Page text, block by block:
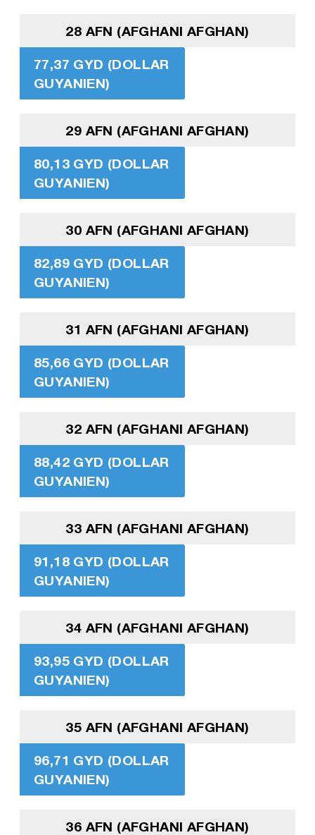
28 AFN (AFGHANI AFGHAN)
77,37 GYD (DOLLAR
GUYANIEN)
29 AFN (AFGHANI AFGHAN)
80,13 GYD (DOLLAR
GUYANIEN)
30 AFN (AFGHANI AFGHAN)
82,89 GYD (DOLLAR
GUYANIEN)
31 AFN (AFGHANI AFGHAN)
85,66 GYD (DOLLAR
GUYANIEN)
32 AFN (AFGHANI AFGHAN)
88,42 GYD (DOLLAR
GUYANIEN)
33 AFN (AFGHANI AFGHAN)
91,18 GYD (DOLLAR
GUYANIEN)
34 AFN (AFGHANI AFGHAN)
93,95 GYD (DOLLAR
GUYANIEN)
35 AFN (AFGHANI AFGHAN)
96,71 GYD (DOLLAR
GUYANIEN)
36 AFN (AFGHANI AFGHAN)